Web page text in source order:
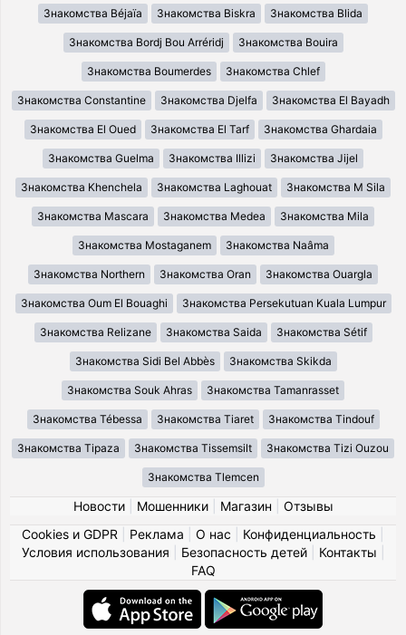
Знакомства Béjaïa Знакомства Biskra Знакомства Blida
Знакомства Bordj Bou Arréridj Знакомства Bouira
Знакомства Boumerdes Знакомства Chlef
Знакомства Constantine Знакомства Djelfa Знакомства El Bayadh
Знакомства El Oued Знакомства El Tarf Знакомства Ghardaia
Знакомства Guelma Знакомства Illizi Знакомства Jijel
Знакомства Khenchela Знакомства Laghouat Знакомства M Sila
Знакомства Mascara Знакомства Medea Знакомства Mila
Знакомства Mostaganem Знакомства Naâma
Знакомства Northern Знакомства Oran Знакомства Ouargla
Знакомства Oum El Bouaghi Знакомства Persekutuan Kuala Lumpur
Знакомства Relizane Знакомства Saida Знакомства Sétif
Знакомства Sidi Bel Abbès Знакомства Skikda
Знакомства Souk Ahras Знакомства Tamanrasset
Знакомства Tébessa Знакомства Tiaret Знакомства Tindouf
Знакомства Tipaza Знакомства Tissemsilt Знакомства Tizi Ouzou
Знакомства Tlemcen
Новости| Мошенники| Магазин
Отзывы
Cookies и GDPR
Реклама О нас Конфиденциальность
Условия использования
Безопасность детей| Контакты
FAQ